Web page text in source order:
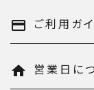
payment ご利用ガ
home 営業日に